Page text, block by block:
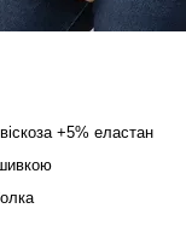
+5% еластан